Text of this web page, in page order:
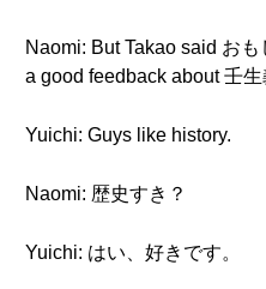
Naomi: But Takao said お
a good feedback about 壬生
Yuichi: Guys like history.
Naomi: 歴史すき？
Yuichi: はい、好きです。